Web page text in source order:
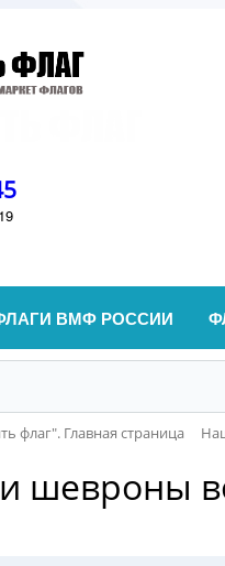
ВМФ РОССИИ
флаг". Главная страница
шевроны